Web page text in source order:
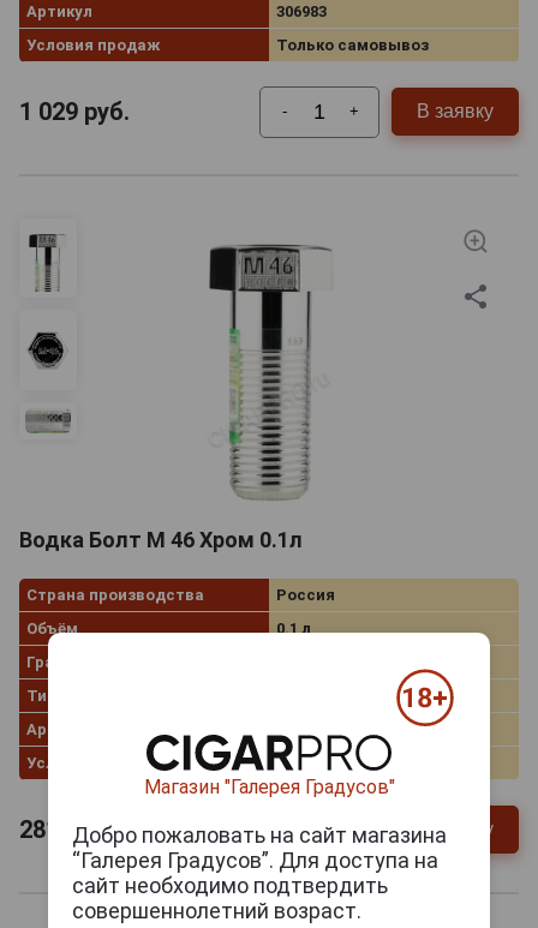
Артикул
306983
Условия продаж
Только самовывоз
1 029 руб. - + В заявку
Водка Болт М 46 Хром 0.1л
Страна производства
Россия
Объём
0.1 л
Градус
Тип спирта
Артикул
Условия продаж
Только самовывоз
281 руб. - + В заявку
Магазин "Галерея Градусов"
Добро пожаловать на сайт магазина
“Галерея Градусов”. Для доступа на
сайт необходимо подтвердить
совершеннолетний возраст.